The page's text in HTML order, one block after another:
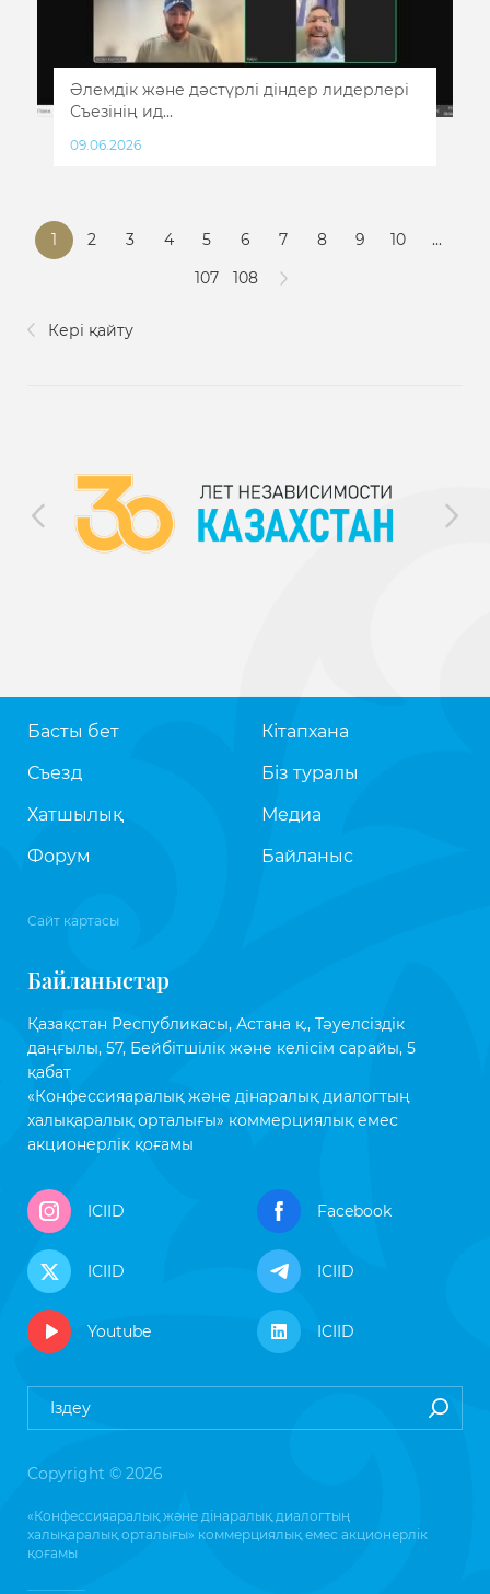
Әлемдік және дәстүрлі діндер лидерлері
Съезінің ид...
09.06.2026
Кері қайту
1 2 3 4 5 6 7 8 9 10
...
107
108
Басты бет
Съезд
Хатшылық
Форум
Кітапхана
Біз туралы
Медиа
Байланыс
Сайт картасы
Байланыстар
Қазақстан Республикасы, Астана қ., Тәуелсіздік
даңғылы, 57, Бейбітшілік және келісім сарайы, 5
қабат
«Конфессияаралық және дінаралық диалогтың
халықаралық орталығы» коммерциялық емес
акционерлік қоғамы
ICIID Facebook
ICIID ICIID
Youtube ICIID
Copyright © 2026
«Конфессияаралық және дінаралық диалогтың
халықаралық орталығы» коммерциялық емес акционерлік
қоғамы